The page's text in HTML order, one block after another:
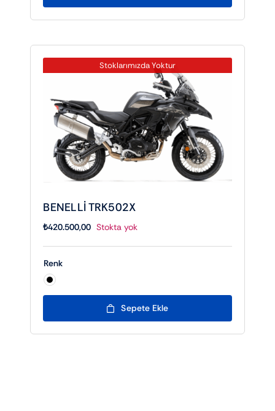
Stoklarımızda Yoktur
BENELLİ TRK502X
₺420.500,00 Stokta yok
Renk
Sepete Ekle